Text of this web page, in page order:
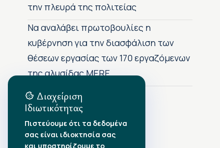
την πλευρά της πολιτείας
Να αναλάβει πρωτοβουλίες η
κυβέρνηση για την διασφάλιση των
θέσεων εργασίας των 170 εργαζόμενων
της αλυσίδας MERE
Αρχείο Δημοσιεύσεων
•Αύγουστος 2026
Διαχείριση
Ιδιωτικότητας
Πιστεύουμε ότι τα δεδομένα
σας είναι ιδιοκτησία σας
και υποστηρίζουμε το